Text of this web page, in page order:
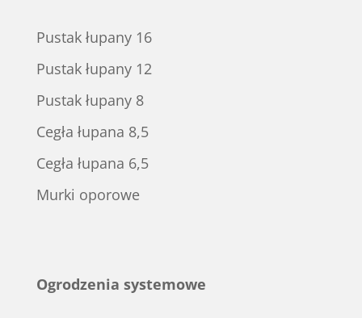
Pustak łupany 16
Pustak łupany 12
Pustak łupany 8
Cegła łupana 8,5
Cegła łupana 6,5
Murki oporowe
Ogrodzenia systemowe